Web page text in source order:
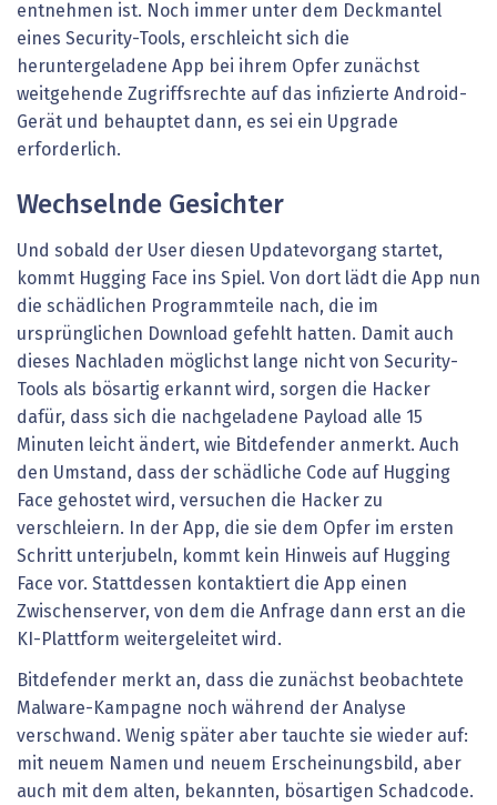
entnehmen ist. Noch immer unter dem Deckmantel
eines Security-Tools, erschleicht sich die
heruntergeladene App bei ihrem Opfer zunächst
weitgehende Zugriffsrechte auf das infizierte Android-
Gerät und behauptet dann, es sei ein Upgrade
erforderlich.
Wechselnde Gesichter
Und sobald der User diesen Updatevorgang startet,
kommt Hugging Face ins Spiel. Von dort lädt die App nun
die schädlichen Programmteile nach, die im
ursprünglichen Download gefehlt hatten. Damit auch
dieses Nachladen möglichst lange nicht von Security-
Tools als bösartig erkannt wird, sorgen die Hacker
dafür, dass sich die nachgeladene Payload alle 15
Minuten leicht ändert, wie Bitdefender anmerkt. Auch
den Umstand, dass der schädliche Code auf Hugging
Face gehostet wird, versuchen die Hacker zu
verschleiern. In der App, die sie dem Opfer im ersten
Schritt unterjubeln, kommt kein Hinweis auf Hugging
Face vor. Stattdessen kontaktiert die App einen
Zwischenserver, von dem die Anfrage dann erst an die
KI-Plattform weitergeleitet wird.
Bitdefender merkt an, dass die zunächst beobachtete
Malware-Kampagne noch während der Analyse
verschwand. Wenig später aber tauchte sie wieder auf:
mit neuem Namen und neuem Erscheinungsbild, aber
auch mit dem alten, bekannten, bösartigen Schadcode.